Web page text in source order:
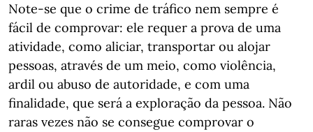
Note-se que o crime de tráfico nem sempre é
fácil de comprovar: ele requer a prova de uma
atividade, como aliciar, transportar ou alojar
pessoas, através de um meio, como violência,
ardil ou abuso de autoridade, e com uma
finalidade, que será a exploração da pessoa. Não
raras vezes não se consegue comprovar o